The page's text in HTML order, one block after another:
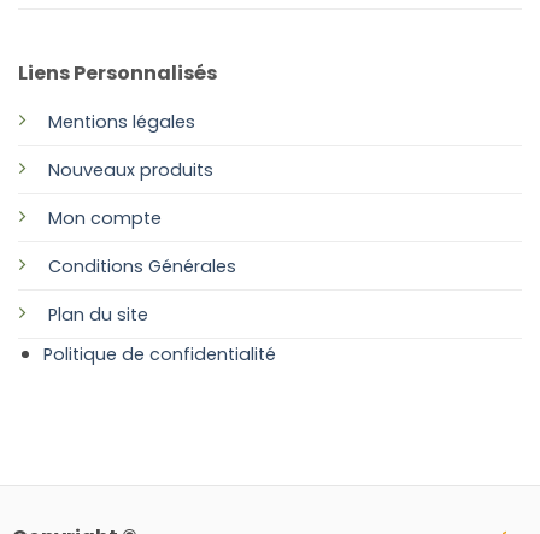
Liens Personnalisés
Mentions légales
Nouveaux produits
Mon compte
Conditions Générales
Plan du site
Politique de confidentialité